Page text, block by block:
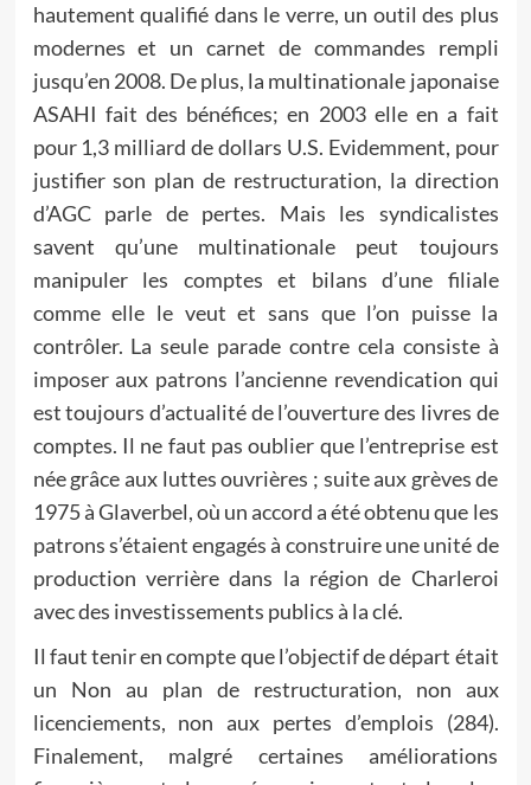
hautement qualifié dans le verre, un outil des plus
modernes et un carnet de commandes rempli
jusqu’en 2008. De plus, la multinationale japonaise
ASAHI fait des bénéfices; en 2003 elle en a fait
pour 1,3 milliard de dollars U.S. Evidemment, pour
justifier son plan de restructuration, la direction
d’AGC parle de pertes. Mais les syndicalistes
savent qu’une multinationale peut toujours
manipuler les comptes et bilans d’une filiale
comme elle le veut et sans que l’on puisse la
contrôler. La seule parade contre cela consiste à
imposer aux patrons l’ancienne revendication qui
est toujours d’actualité de l’ouverture des livres de
comptes. Il ne faut pas oublier que l’entreprise est
née grâce aux luttes ouvrières ; suite aux grèves de
1975 à Glaverbel, où un accord a été obtenu que les
patrons s’étaient engagés à construire une unité de
production verrière dans la région de Charleroi
avec des investissements publics à la clé.
Il faut tenir en compte que l’objectif de départ était
un Non au plan de restructuration, non aux
licenciements, non aux pertes d’emplois (284).
Finalement, malgré certaines améliorations